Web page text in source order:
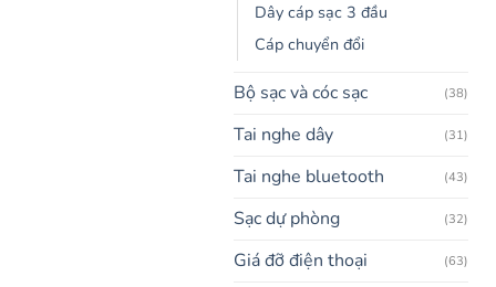
Dây cáp sạc 3 đầu
Cáp chuyển đổi
Bộ sạc và cóc sạc (38)
Tai nghe dây (31)
Tai nghe bluetooth (43)
Sạc dự phòng (32)
Giá đỡ điện thoại (63)